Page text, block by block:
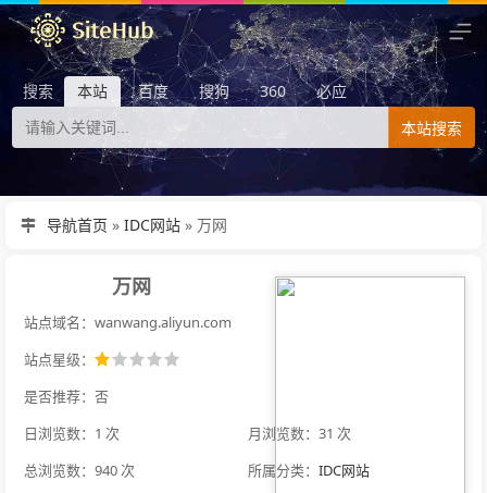
搜索 本站 百度 搜狗 360 必应
本站搜索
导航首页 » IDC网站 » 万网
万网
站点域名：wanwang.aliyun.com
站点星级：
是否推荐：否
日浏览数：1 次
月浏览数：31 次
总浏览数：940 次
所属分类： IDC网站